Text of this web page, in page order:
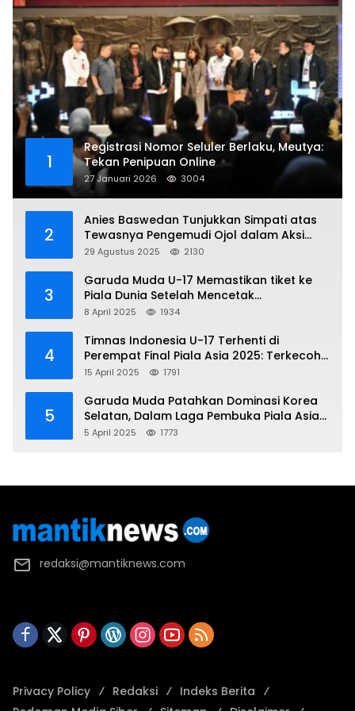
1
Registrasi Nomor Seluler Berlaku, Meutya:
Tekan Penipuan Online
27 Januari 2026 3004
2
Anies Baswedan Tunjukkan Simpati atas
Tewasnya Pengemudi Ojol dalam Aksi
Demo
29 Agustus 2025 2130
3
Garuda Muda U-17 Memastikan tiket ke
Piala Dunia Setelah Mencetak
Kemenangan Gemilang atas Yaman 4-1 di
8 April 2025 1934
4
Timnas Indonesia U-17 Terhenti di
Perempat Final Piala Asia 2025: Terkecoh
Korea Utara
15 April 2025 1791
5
Garuda Muda Patahkan Dominasi Korea
Selatan, Dalam Laga Pembuka Piala Asia
2025 U-17
5 April 2025 1773
redaksi@mantiknews.com
Privacy Policy Redaksi
Indeks Berita